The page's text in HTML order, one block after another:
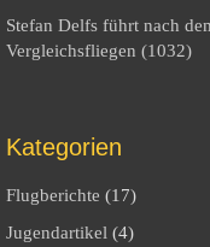
Stefan Delfs führt nach
Vergleichsfliegen (1032)
Kategorien
Flugberichte (17)
Jugendartikel (4)